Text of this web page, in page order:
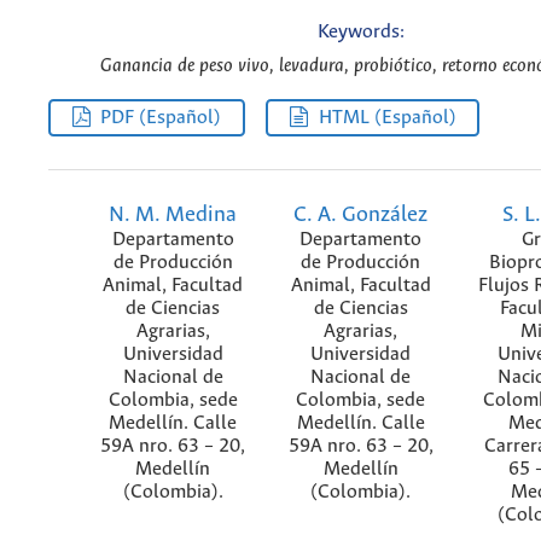
Keywords:
Ganancia de peso vivo, levadura, probiótico, retorno
PDF (Español) HTML (Español)
N. M. Medina
Departamento
de Producción
Animal, Facultad
de Ciencias
Agrarias,
Universidad
Nacional de
Colombia, sede
Medellín. Calle
59A nro. 63 – 20,
Medellín
(Colombia).
C. A. González
Departamento
de Producción
Animal, Facultad
de Ciencias
Agrarias,
Universidad
Nacional de
Colombia, sede
Medellín. Calle
59A nro. 63 – 20,
Medellín
(Colombia).
S.
Flujos
65